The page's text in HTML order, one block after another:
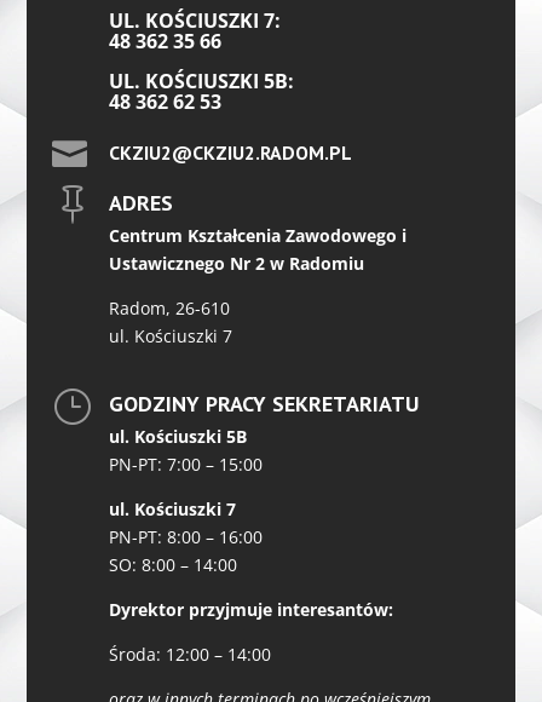
UL. KOŚCIUSZKI 7:
48 362 35 66
UL. KOŚCIUSZKI 5B:
48 362 62 53
 CKZIU2@CKZIU2.RADOM.PL
 ADRES
Centrum Kształcenia Zawodowego i
Ustawicznego Nr 2 w Radomiu
Radom, 26-610
ul. Kościuszki 7
} GODZINY PRACY SEKRETARIATU
ul. Kościuszki 5B
PN-PT: 7:00 – 15:00
ul. Kościuszki 7
PN-PT: 8:00 – 16:00
SO: 8:00 – 14:00
Dyrektor przyjmuje interesantów:
Środa: 12:00 – 14:00